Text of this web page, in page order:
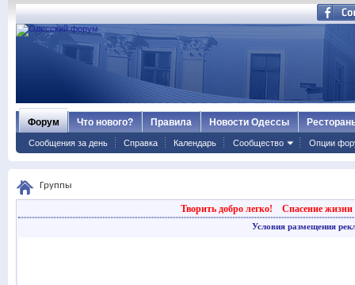
Форум
Сообщения за день Справка Календарь Сообщество Опции
Что нового? Правила Новости Одессы
Группы
Творить добро легко! Спасение жизни
Условия размещения